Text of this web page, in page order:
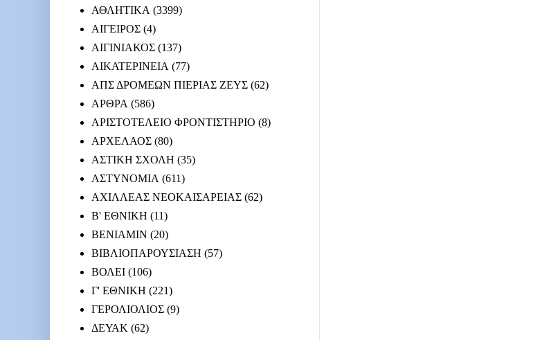
ΑΘΛΗΤΙΚΑ (3399)
ΑΙΓΕΙΡΟΣ (4)
ΑΙΓΙΝΙΑΚΟΣ (137)
ΑΙΚΑΤΕΡΙΝΕΙΑ (77)
ΑΠΣ ΔΡΟΜΕΩΝ ΠΙΕΡΙΑΣ ΖΕΥΣ (62)
ΑΡΘΡΑ (586)
ΑΡΙΣΤΟΤΕΛΕΙΟ ΦΡΟΝΤΙΣΤΗΡΙΟ (8)
ΑΡΧΕΛΑΟΣ (80)
ΑΣΤΙΚΗ ΣΧΟΛΗ (35)
ΑΣΤΥΝΟΜΙΑ (611)
ΑΧΙΛΛΕΑΣ ΝΕΟΚΑΙΣΑΡΕΙΑΣ (62)
Β' ΕΘΝΙΚΗ (11)
ΒΕΝΙΑΜΙΝ (20)
ΒΙΒΛΙΟΠΑΡΟΥΣΙΑΣΗ (57)
ΒΟΛΕΙ (106)
Γ' ΕΘΝΙΚΗ (221)
ΓΕΡΟΛΙΟΛΙΟΣ (9)
ΔΕΥΑΚ (62)